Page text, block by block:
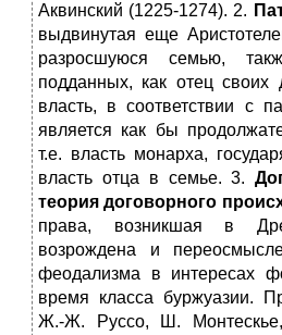
Аквинский (1225-1274). 2.
выдвинутая еще
разросшуюся семью,
подданных, как отец своих
власть, в соответствии с
является как бы
т.е. власть монарха,
власть отца в семье. 3.
теория договорного
права, возникшая в
возрождена и
феодализма в интересах
время класса буржуазии.
Ж.-Ж. Руссо, Ш.